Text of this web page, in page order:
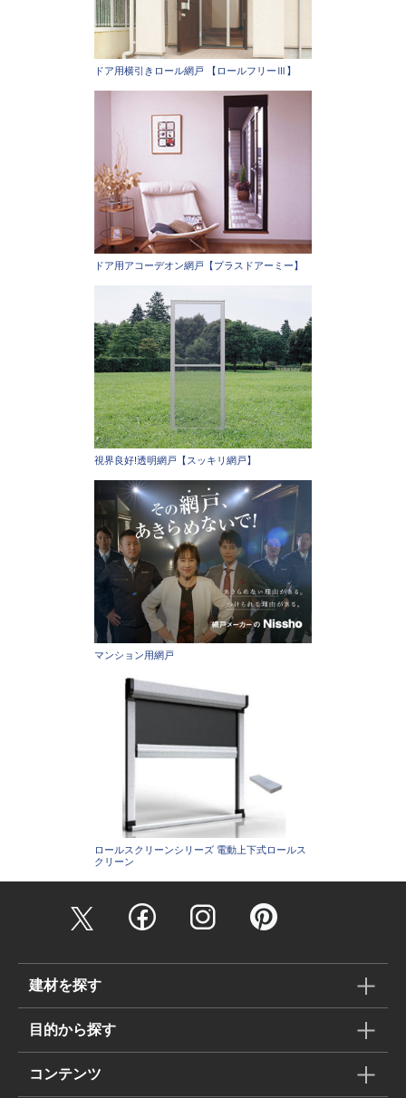
ドア用横引きロール網戸 【ロールフリーⅢ】
ドア用アコーデオン網戸【プラスドアーミー】
視界良好!透明網戸【スッキリ網戸】
マンション用網戸
ロールスクリーンシリーズ 電動上下式ロールス
クリーン
建材を探す
目的から探す
コンテンツ